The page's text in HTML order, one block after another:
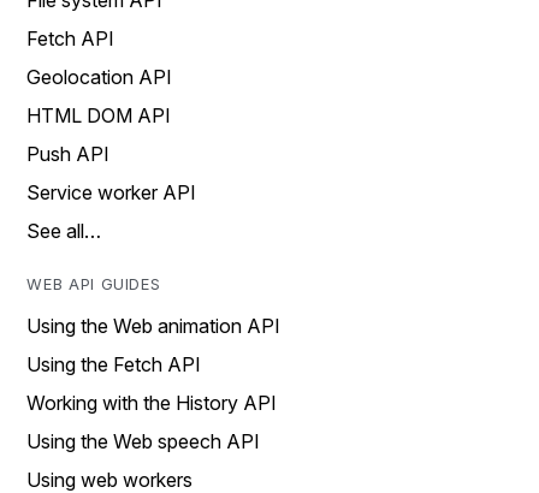
Fetch API
Geolocation API
HTML DOM API
Push API
Service worker API
See all…
WEB API GUIDES
Using the Web animation API
Using the Fetch API
Working with the History API
Using the Web speech API
Using web workers